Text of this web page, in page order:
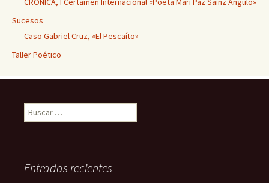
Sucesos
Caso Gabriel Cruz, «El Pescaíto»
Taller Poético
Buscar:
Entradas recientes